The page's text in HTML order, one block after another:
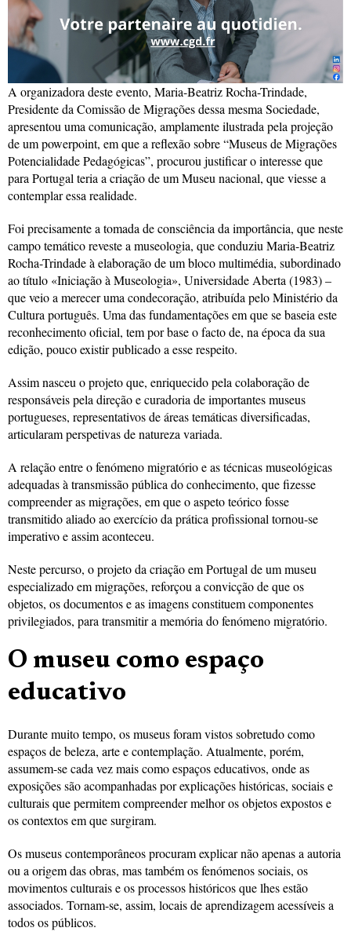
A organizadora deste evento, Maria-Beatriz Rocha-Trindade,
Presidente da Comissão de Migrações dessa mesma Sociedade,
apresentou uma comunicação, amplamente ilustrada pela projeção
de um powerpoint, em que a reflexão sobre “Museus de Migrações
Potencialidade Pedagógicas”, procurou justificar o interesse que
para Portugal teria a criação de um Museu nacional, que viesse a
contemplar essa realidade.
Foi precisamente a tomada de consciência da importância, que neste
campo temático reveste a museologia, que conduziu Maria-Beatriz
Rocha-Trindade à elaboração de um bloco multimédia, subordinado
ao título «Iniciação à Museologia», Universidade Aberta (1983) –
que veio a merecer uma condecoração, atribuída pelo Ministério da
Cultura português. Uma das fundamentações em que se baseia este
reconhecimento oficial, tem por base o facto de, na época da sua
edição, pouco existir publicado a esse respeito.
Assim nasceu o projeto que, enriquecido pela colaboração de
responsáveis pela direção e curadoria de importantes museus
portugueses, representativos de áreas temáticas diversificadas,
articularam perspetivas de natureza variada.
A relação entre o fenómeno migratório e as técnicas museológicas
adequadas à transmissão pública do conhecimento, que fizesse
compreender as migrações, em que o aspeto teórico fosse
transmitido aliado ao exercício da prática profissional tornou-se
imperativo e assim aconteceu.
Neste percurso, o projeto da criação em Portugal de um museu
especializado em migrações, reforçou a convicção de que os
objetos, os documentos e as imagens constituem componentes
privilegiados, para transmitir a memória do fenómeno migratório.
O museu como espaço
educativo
Durante muito tempo, os museus foram vistos sobretudo como
espaços de beleza, arte e contemplação. Atualmente, porém,
assumem-se cada vez mais como espaços educativos, onde as
exposições são acompanhadas por explicações históricas, sociais e
culturais que permitem compreender melhor os objetos expostos e
os contextos em que surgiram.
Os museus contemporâneos procuram explicar não apenas a autoria
ou a origem das obras, mas também os fenómenos sociais, os
movimentos culturais e os processos históricos que lhes estão
associados. Tornam-se, assim, locais de aprendizagem acessíveis a
todos os públicos.